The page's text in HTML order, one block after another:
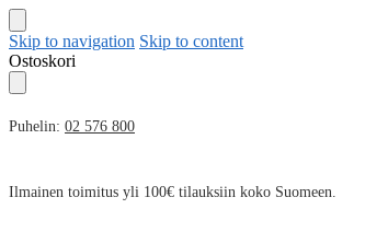
Skip to navigation Skip to content
Ostoskori
Puhelin: 02 576 800
Ilmainen toimitus yli 100€ tilauksiin koko Suomeen.